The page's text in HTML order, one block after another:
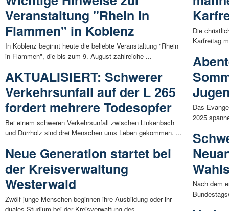
Veranstaltung "Rhein in
Flammen" in Koblenz
In Koblenz beginnt heute die beliebte Veranstaltung "Rhein
in Flammen", die bis zum 9. August zahlreiche ...
AKTUALISIERT: Schwerer
Verkehrsunfall auf der L 265
fordert mehrere Todesopfer
Bei einem schweren Verkehrsunfall zwischen Linkenbach
und Dürrholz sind drei Menschen ums Leben gekommen. ...
Neue Generation startet bei
der Kreisverwaltung
Westerwald
Zwölf junge Menschen beginnen ihre Ausbildung oder ihr
Die
Karfreitag
Das
2025
Nach dem